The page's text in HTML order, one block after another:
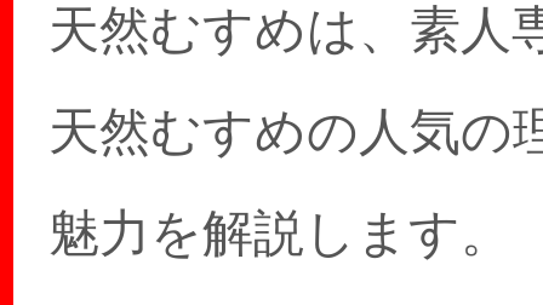
天然むすめは、素人
天然むすめの人気の
魅力を解説します。